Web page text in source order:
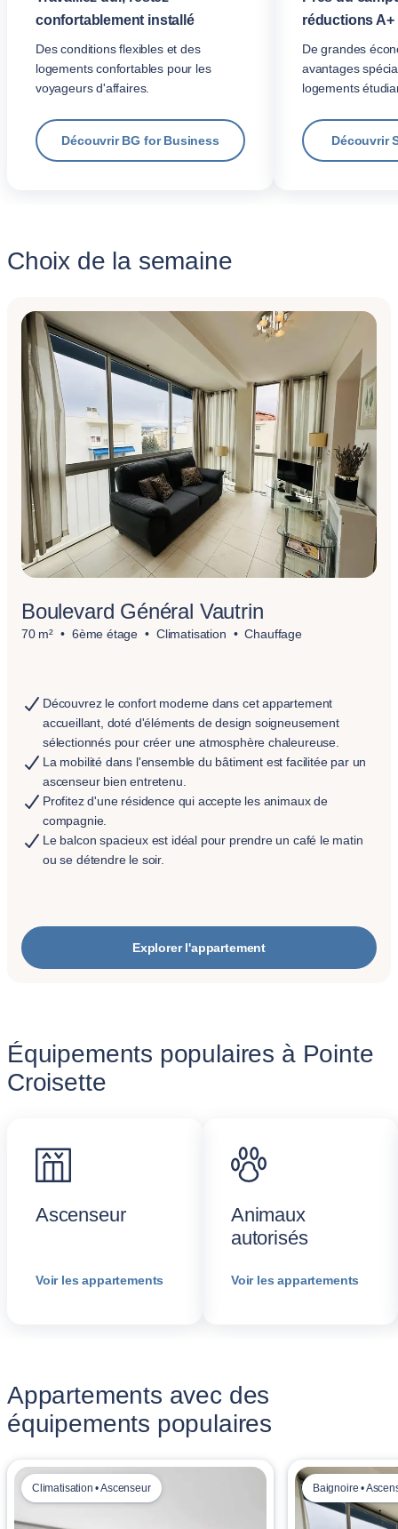
confortablement installé
Des conditions flexibles et des
logements confortables pour les
voyageurs d'affaires.
Découvrir BG for Business
réductions A+
De grandes
avantages
logements
Découvrir
Choix de la semaine
Boulevard Général Vautrin
70 m² 6ème étage Climatisation Chauffage
Découvrez le confort moderne dans cet appartement
accueillant, doté d'éléments de design soigneusement
sélectionnés pour créer une atmosphère chaleureuse.
La mobilité dans l'ensemble du bâtiment est facilitée par un
ascenseur bien entretenu.
Profitez d'une résidence qui accepte les animaux de
compagnie.
Le balcon spacieux est idéal pour prendre un café le matin
ou se détendre le soir.
Explorer l'appartement
Équipements populaires à Pointe
Croisette
Ascenseur
Voir les appartements
Animaux
autorisés
Voir les appartements
Appartements avec des
équipements populaires
Climatisation • Ascenseur Baignoire •